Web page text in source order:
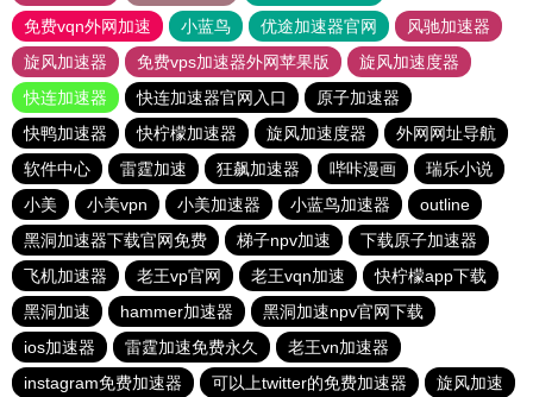
免费vqn外网加速
小蓝鸟 优途加速器官网
风驰加速器
旋风加速器
免费vps加速器外网苹果版
旋风加速度器
快连加速器
快连加速器官网入口
原子加速器
快鸭加速器
快柠檬加速器 旋风加速度器
外网网址导航
软件中心
雷霆加速 狂飙加速器 哔咔漫画
瑞乐小说
小美
小美vpn 小美加速器 小蓝鸟加速器
outline
黑洞加速器下载官网免费
梯子npv加速
下载原子加速器
飞机加速器
老王vp官网 老王vqn加速
快柠檬app下载
黑洞加速
hammer加速器
黑洞加速npv官网下载
ios加速器
雷霆加速免费永久
老王vn加速器
instagram免费加速器
可以上twitter的免费加速器 旋风加速